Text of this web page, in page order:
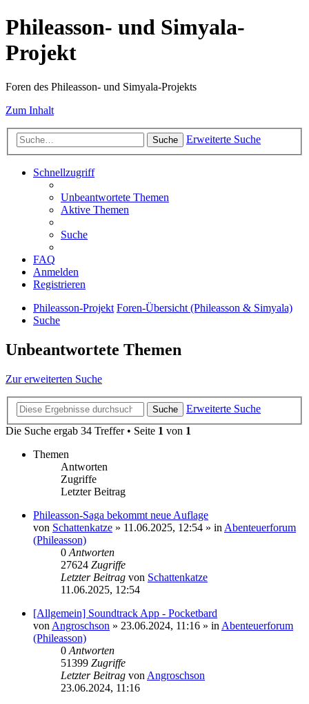
Phileasson- und Simyala-
Projekt
Foren des Phileasson- und Simyala-Projekts
Zum Inhalt
Suche Erweiterte Suche
Schnellzugriff
Unbeantwortete Themen
Aktive Themen
Suche
FAQ
Anmelden
Registrieren
Phileasson-Projekt Foren-Übersicht (Phileasson & Simyala)
Suche
Unbeantwortete Themen
Zur erweiterten Suche
Suche
Erweiterte Suche
Die Suche ergab 34 Treffer • Seite 1 von 1
Themen
Antworten
Zugriffe
Letzter Beitrag
Phileasson-Saga bekommt neue Auflage
von Schattenkatze » 11.06.2025, 12:54 » in Abenteuerforum
(Phileasson)
0 Antworten
27624 Zugriffe
Letzter Beitrag von Schattenkatze
11.06.2025, 12:54
[Allgemein] Soundtrack App - Pocketbard
von Angroschson » 23.06.2024, 11:16 » in Abenteuerforum
(Phileasson)
0 Antworten
51399 Zugriffe
Letzter Beitrag von Angroschson
23.06.2024, 11:16